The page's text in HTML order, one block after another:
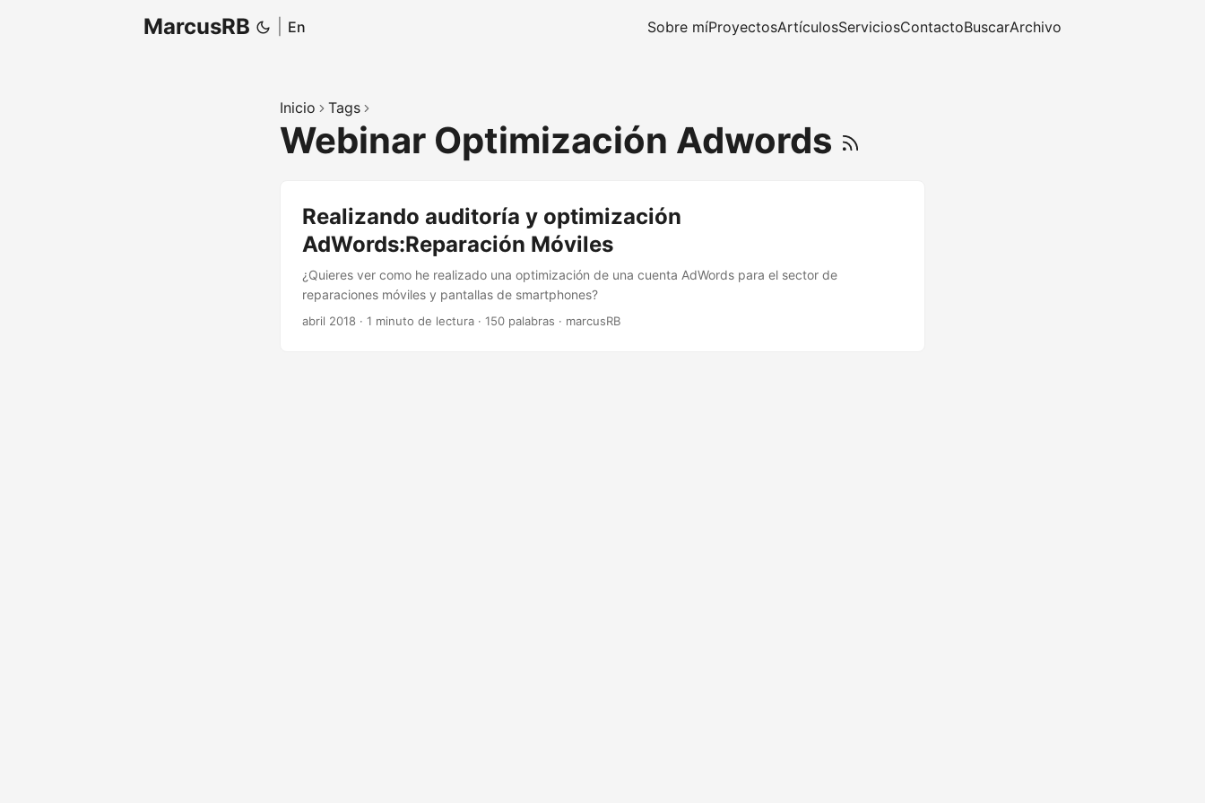
MarcusRB En Sobre míProyectosArtículosServiciosContactoBuscarArchivo
Inicio Tags
Webinar Optimización Adwords
Realizando auditoría y optimización
AdWords:Reparación Móviles
¿Quieres ver como he realizado una optimización de una cuenta AdWords para el sector de
reparaciones móviles y pantallas de smartphones?
abril 2018 · 1 minuto de lectura · 150 palabras · marcusRB